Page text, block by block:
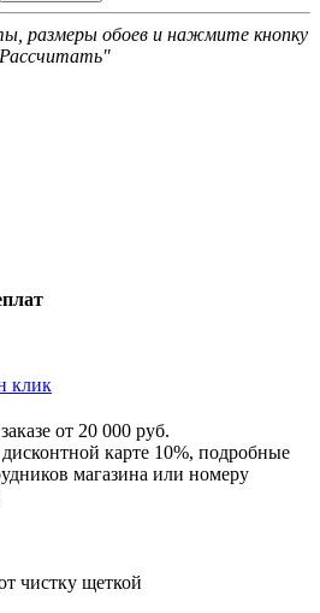
размеры обоев и нажмите кнопку
клик
от 20 000 руб.
карте 10%, подробные
магазина или номеру
чистку щеткой